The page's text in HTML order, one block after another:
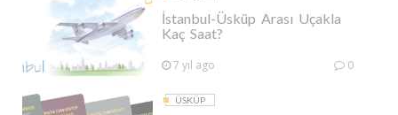
İstanbul-Üsküp Arası Uçakla
Kaç Saat?
7 yıl ago 0
ÜSKÜP